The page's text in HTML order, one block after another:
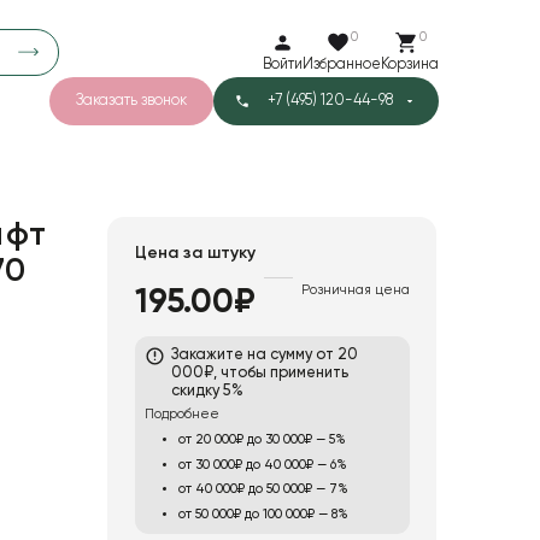
Войти
0
Избранное
0
Корзина
Заказать звонок +7 (495) 120-44-98
Цена за штуку
195.00₽ Розничная цена
Закажите на сумму от 20
000₽, чтобы применить
скидку 5%
Подробнее
от 20 000₽ до 30 000₽ — 5%
от 30 000₽ до 40 000₽ — 6%
от 40 000₽ до 50 000₽ — 7%
от 50 000₽ до 100 000₽ — 8%